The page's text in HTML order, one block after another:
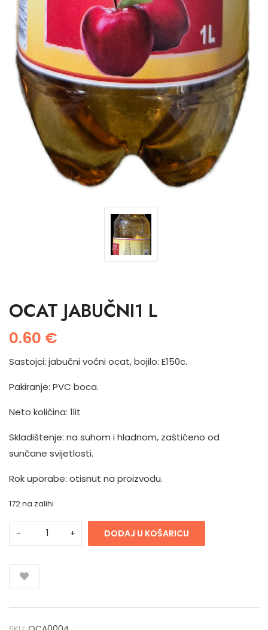
OCAT JABUČNI1 L
0.60 €
Sastojci: jabučni voćni ocat, bojilo: E150c.
Pakiranje: PVC boca.
Neto količina: 1lit
Skladištenje: na suhom i hladnom, zaštićeno od
sunčane svijetlosti.
Rok uporabe: otisnut na proizvodu.
172 na zalihi
DODAJ U KOŠARICU